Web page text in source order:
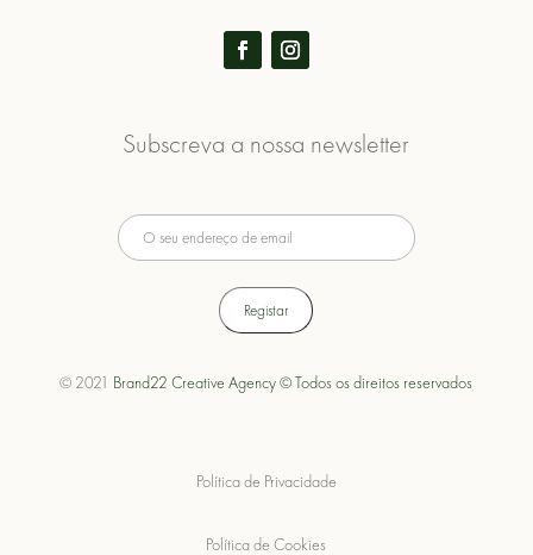
Subscreva a nossa newsletter
© 2021 Brand22 Creative Agency © Todos os direitos reservados
Política de Privacidade
Política de Cookies